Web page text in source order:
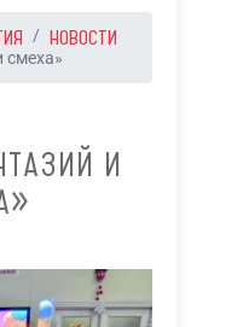
НОВОСТИ
смеха»
И